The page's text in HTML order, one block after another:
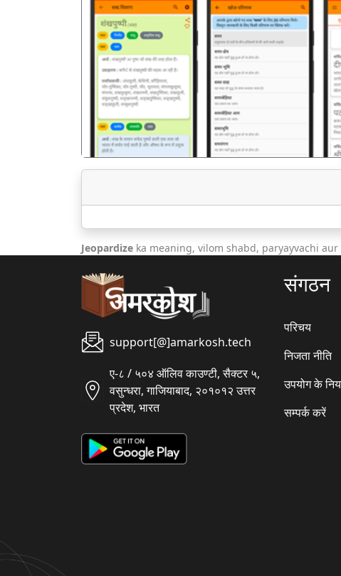
पिछला
Jeopardize ka meaning, vilom shabd, paryayvachi
support[@]amarkosh.tech
ए-८ / ५०४ ऑलिव काउण्टी, सैक्टर ५,
वसुन्धरा, गाजियाबाद, २०१०१२ उत्तर
प्रदेश, भारत
संगठन
परिचय
निजता नीति
उपयोग के
सम्पर्क करें